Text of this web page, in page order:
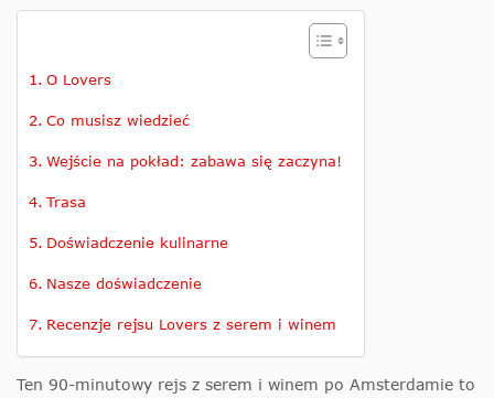
O Lovers
Co musisz wiedzieć
Wejście na pokład: zabawa się zaczyna!
Trasa
Doświadczenie kulinarne
Nasze doświadczenie
Recenzje rejsu Lovers z serem i winem
Ten 90-minutowy rejs z serem i winem po Amsterdamie to